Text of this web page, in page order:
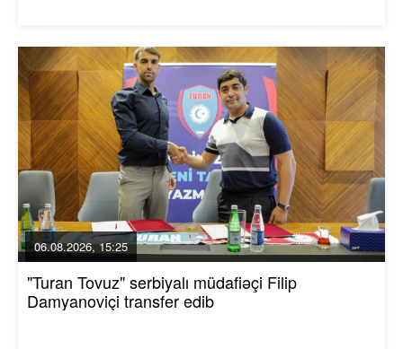
06.08.2026, 15:25
"Turan Tovuz" serbiyalı müdafiəçi Filip
Damyanoviçi transfer edib